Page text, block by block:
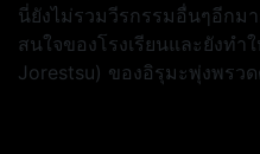
นี่ยังไม่รวมวีรกรรมอื่นๆอีกม
สนใจของโรงเรียนและยังท
Jorestsu) ของอิรุมะพุ่งพรว